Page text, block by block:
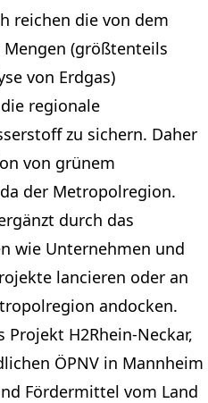
reichen die von dem
(größtenteils
von Erdgas)
regionale
zu sichern. Daher
von grünem
der Metropolregion.
durch das
wie Unternehmen und
lancieren oder an
andocken.
H2Rhein-Neckar,
ÖPNV in Mannheim
Fördermittel vom Land